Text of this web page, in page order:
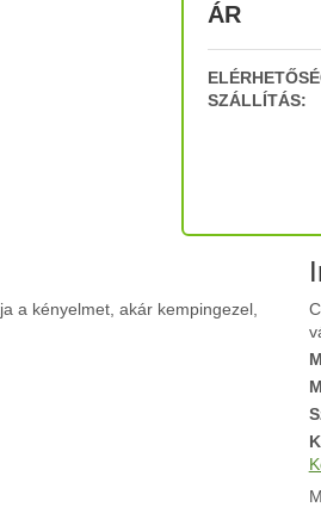
ÁR
SZÁLLÍTÁS:
a kényelmet, akár kempingezel,